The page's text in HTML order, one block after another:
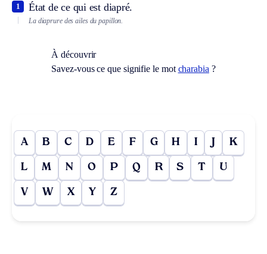
État de ce qui est diapré.
1
La diaprure des ailes du papillon.
À découvrir
Savez-vous ce que signifie le mot charabia ?
A B C D E F G H I J K
L M N O P Q R S T U
V W X Y Z